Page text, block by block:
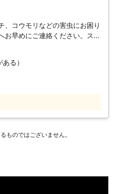
、コウモリなどの害虫にお困り
お早めにご連絡ください。スピ
に約25匹おり生涯に産卵する
ります。シロアリの女王蟻
日で出産し1回につき約6匹産
蜂は1日に1000以上の産卵を
る）
ものではございません。